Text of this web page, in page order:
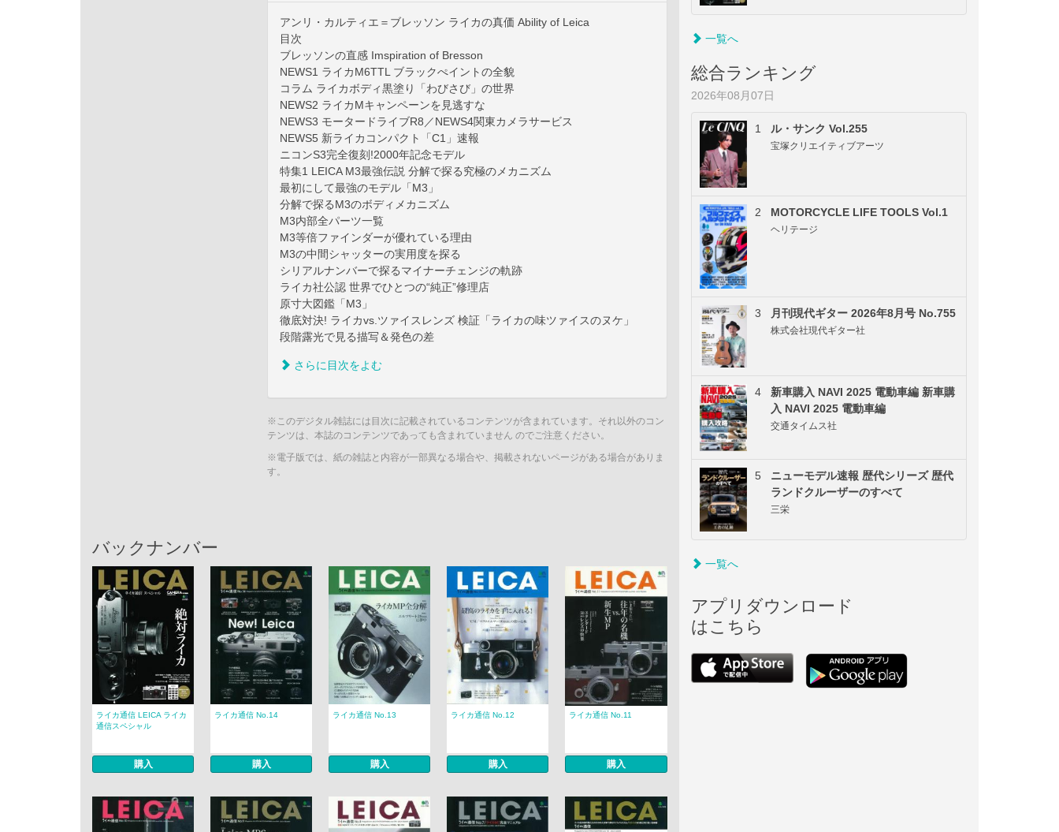
アンリ・カルティエ＝ブレッソン ライカの真価 Ability of Leica
目次
ブレッソンの直感 Imspiration of Bresson
NEWS1 ライカM6TTL ブラックぺイントの全貌
コラム ライカボディ黒塗り「わびさび」の世界
NEWS2 ライカMキャンペーンを見逃すな
NEWS3 モータードライブR8／NEWS4関東カメラサービス
NEWS5 新ライカコンパクト「C1」速報
ニコンS3完全復刻!2000年記念モデル
特集1 LEICA M3最強伝説 分解で探る究極のメカニズム
最初にして最強のモデル「M3」
分解で探るM3のボディメカニズム
M3内部全パーツ一覧
M3等倍ファインダーが優れている理由
M3の中間シャッターの実用度を探る
シリアルナンバーで探るマイナーチェンジの軌跡
ライカ社公認 世界でひとつの“純正”修理店
原寸大図鑑「M3」
徹底対決! ライカvs.ツァイスレンズ 検証「ライカの味ツァイスのヌケ」
段階露光で見る描写＆発色の差
さらに目次をよむ
※このデジタル雑誌には目次に記載されているコンテンツが含まれています。それ以外のコン
テンツは、本誌のコンテンツであっても含まれていません のでご注意ください。
※電子版では、紙の雑誌と内容が一部異なる場合や、掲載されないページがある場合がありま
す。
バックナンバー
ライカ通信 LEICA ライカ
通信スペシャル
購入
ライカ通信 No.14
購入
ライカ通信 No.13
購入
ライカ通信 No.12
購入
ライカ通信 No.11
購入
一覧へ
総合ランキング
2026年08月07日
1 ル・サンク Vol.255
宝塚クリエイティブアーツ
2 MOTORCYCLE LIFE TOOLS Vol.1
ヘリテージ
3 月刊現代ギター 2026年8月号 No.755
株式会社現代ギター社
4
新車購入 NAVI 2025 電動車編 新車購
入 NAVI 2025 電動車編
交通タイムス社
5
ニューモデル速報 歴代シリーズ 歴代
ランドクルーザーのすべて
三栄
一覧へ
アプリダウンロード
はこちら